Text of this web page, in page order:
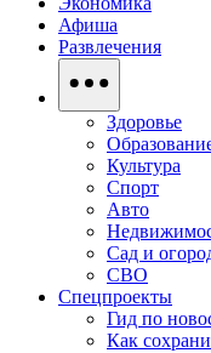
Афиша
Развлечения
Здоровье
Культура
Спорт
Авто
Сад и
СВО
Спецпроекты
Гид по
Как